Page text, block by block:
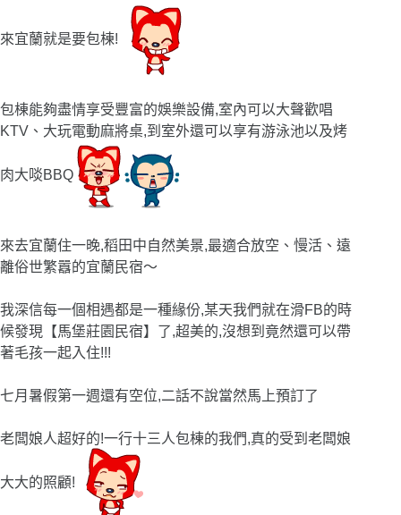
來宜蘭就是要包棟!
包棟能夠盡情享受豐富的娛樂設備,室內可以大聲歡唱
KTV、大玩電動麻將桌,到室外還可以享有游泳池以及烤
肉大啖BBQ
來去宜蘭住一晚,稻田中自然美景,最適合放空、慢活、遠
離俗世繁囂的宜蘭民宿〜
我深信每一個相遇都是一種緣份,某天我們就在滑FB的時
候發現【馬堡莊園民宿】了,超美的,沒想到竟然還可以帶
著毛孩一起入住!!!
七月暑假第一週還有空位,二話不說當然馬上預訂了
老闆娘人超好的!一行十三人包棟的我們,真的受到老闆娘
大大的照顧!